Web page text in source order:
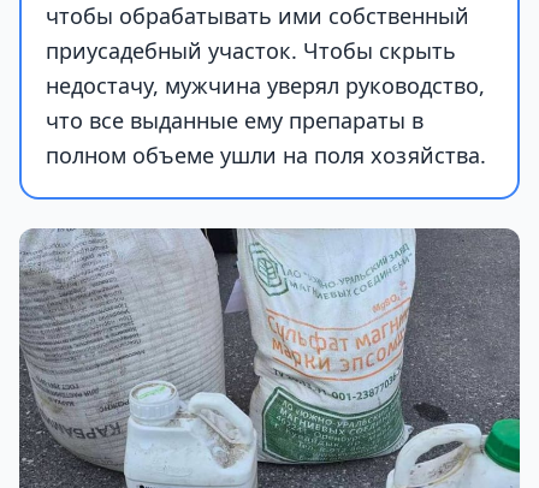
чтобы обрабатывать ими собственный
приусадебный участок. Чтобы скрыть
недостачу, мужчина уверял руководство,
что все выданные ему препараты в
полном объеме ушли на поля хозяйства.